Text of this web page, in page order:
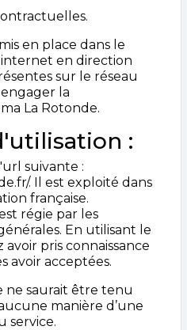
en place dans le
en direction
sur le réseau
la
La Rotonde.
:
suivante :
. Il est exploité dans
française.
régie par les
En utilisant le
avoir pris connaissance
avoir acceptées.
ne saurait être tenu
manière d’une
service.